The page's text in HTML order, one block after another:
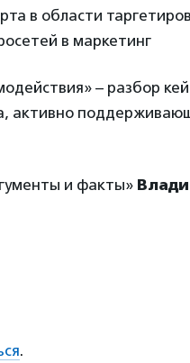
в области
в маркетинг
– разбор
активно
и факты»
.